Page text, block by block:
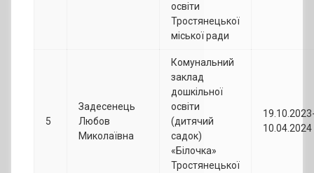
освіти
Тростянецької
міської ради
5
Задесенець
Любов
Миколаївна
Комунальний
заклад
дошкільної
освіти
(дитячий
садок)
«Білочка»
Тростянецької
10.04.2024